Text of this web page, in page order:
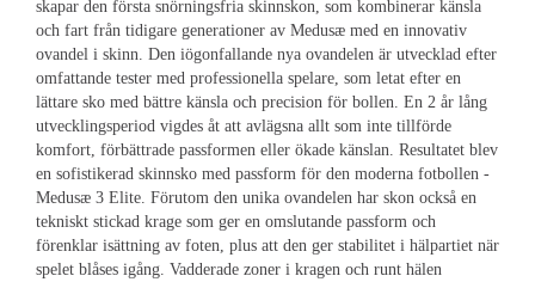
skapar den första snörningsfria skinnskon, som kombinerar känsla
och fart från tidigare generationer av Medusæ med en innovativ
ovandel i skinn. Den iögonfallande nya ovandelen är utvecklad efter
omfattande tester med professionella spelare, som letat efter en
lättare sko med bättre känsla och precision för bollen. En 2 år lång
utvecklingsperiod vigdes åt att avlägsna allt som inte tillförde
komfort, förbättrade passformen eller ökade känslan. Resultatet blev
en sofistikerad skinnsko med passform för den moderna fotbollen -
Medusæ 3 Elite. Förutom den unika ovandelen har skon också en
tekniskt stickad krage som ger en omslutande passform och
förenklar isättning av foten, plus att den ger stabilitet i hälpartiet när
spelet blåses igång. Vadderade zoner i kragen och runt hälen